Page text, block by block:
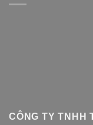
CÔNG TY TNHH